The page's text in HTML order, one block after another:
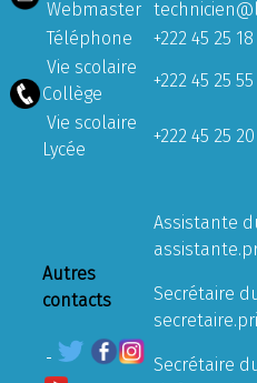
Webmaster
Téléphone
+222 45 25
Vie scolaire
Collège
+222 45 25
Vie scolaire
Lycée
+222 45 25
Autres
contacts
Assistante
Secrétaire
Secrétaire